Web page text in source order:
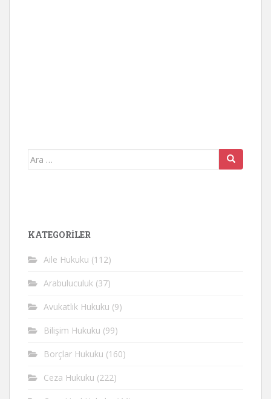
Arama
KATEGORİLER
Aile Hukuku (112)
Arabuluculuk (37)
Avukatlık Hukuku (9)
Bilişim Hukuku (99)
Borçlar Hukuku (160)
Ceza Hukuku (222)